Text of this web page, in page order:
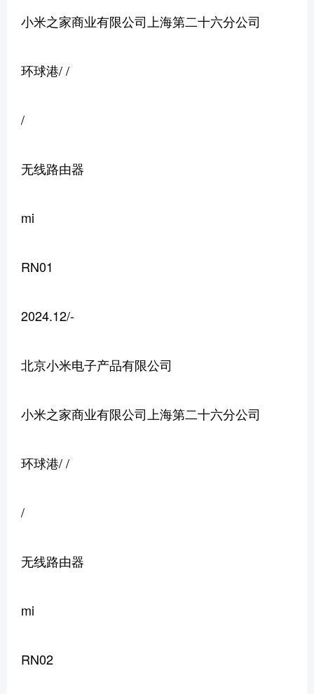
小米之家商业有限公司上海第二十六分公司
环球港/ /
/
无线路由器
mi
RN01
2024.12/-
北京小米电子产品有限公司
小米之家商业有限公司上海第二十六分公司
环球港/ /
/
无线路由器
mi
RN02